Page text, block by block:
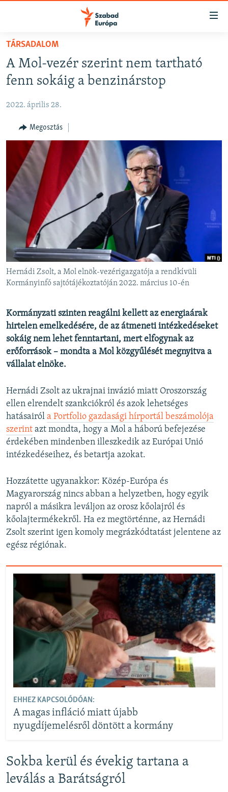
Akadálymentes
Ugrás
fő
oldalra
Ugrás
keresésre
NAPIRENDEN
AKTUÁLIS
VIDEÓK
ELEMZŐ
NER15
SZABADON
TÁRSADALOM
DEMOKRÁCIA
A PÉNZ NYOMÁBAN
EURÓPAI UNIÓ
VILÁG
KLÍMAVÁLTOZÁS
KÖVESSEN MINKET!
Valamennyi RFE/RL weboldal
TÁRSADALOM
A Mol-vezér szerint nem tartható
fenn sokáig a benzinárstop
2022. április 28.
Megosztás
Hernádi Zsolt, a Mol elnök-vezérigazgatója a rendkívüli
Kormányinfó sajtótájékoztatóján 2022. március 10-én
Kormányzati szinten reagálni kellett az energiaárak
hirtelen emelkedésére, de az átmeneti intézkedéseket
sokáig nem lehet fenntartani, mert elfogynak az
erőforrások – mondta a Mol közgyűlését megnyitva a
vállalat elnöke.
Hernádi Zsolt az ukrajnai invázió miatt Oroszország
ellen elrendelt szankciókról és azok lehetséges
hatásairól a Portfolio gazdasági hírportál beszámolója
szerint azt mondta, hogy a Mol a háború befejezése
érdekében mindenben illeszkedik az Európai Unió
intézkedéseihez, és betartja azokat.
Hozzátette ugyanakkor: Közép-Európa és
Magyarország nincs abban a helyzetben, hogy egyik
napról a másikra leváljon az orosz kőolajról és
kőolajtermékekről. Ha ez megtörténne, az Hernádi
Zsolt szerint igen komoly megrázkódtatást jelentene az
egész régiónak.
EHHEZ KAPCSOLÓDÓAN:
A magas infláció miatt újabb
nyugdíjemelésről döntött a kormány
Sokba kerül és évekig tartana a
leválás a Barátságról
FELIRATKOZÁS
Feliratkozás